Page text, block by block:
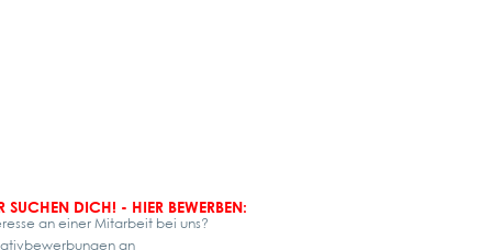
SUCHEN DICH! - HIER BEWERBEN:
an einer Mitarbeit bei uns?
an